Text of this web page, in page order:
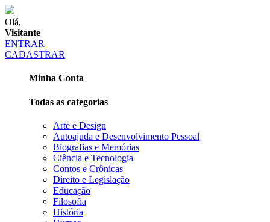
Olá,
Visitante
ENTRAR
CADASTRAR
Minha Conta
Todas as categorias
Arte e Design
Autoajuda e Desenvolvimento Pessoal
Biografias e Memórias
Ciência e Tecnologia
Contos e Crônicas
Direito e Legislação
Educação
Filosofia
História